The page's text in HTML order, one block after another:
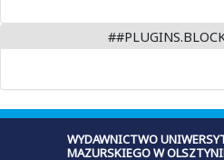
WYDAWNICTWO
MAZURSKIEGO W